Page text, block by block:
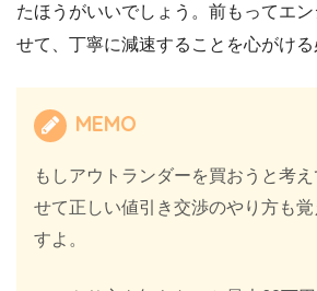
たほうがいいでしょう。前もってエ
せて、丁寧に減速することを心がける
MEMO
もしアウトランダーを買おうと考
せて正しい値引き交渉のやり方も
すよ。